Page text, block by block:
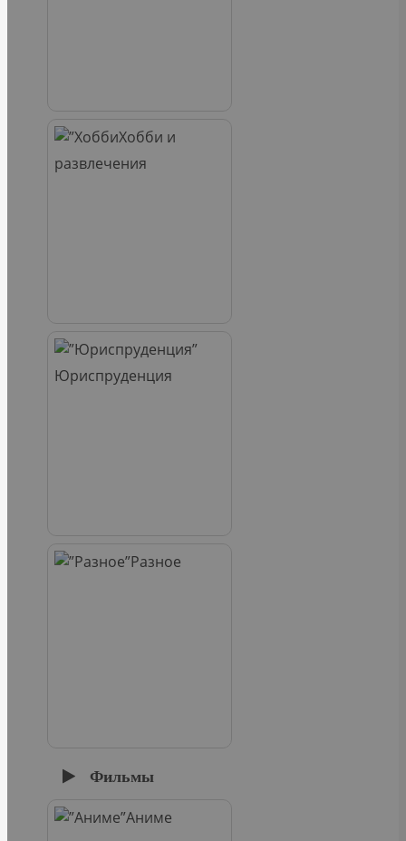
Хобби и
развлечения
Юриспруденция
Разное
Фильмы
Аниме